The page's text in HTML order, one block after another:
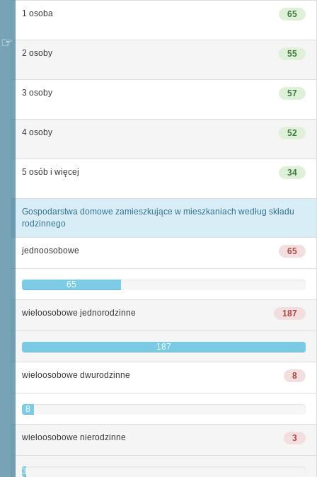
65
1 osoba
55
2 osoby
57
3 osoby
52
4 osoby
34
5 osób i więcej
Gospodarstwa domowe zamieszkujące w mieszkaniach według składu
rodzinnego
65
jednoosobowe
65
187
wieloosobowe jednorodzinne
187
8
wieloosobowe dwurodzinne
8
3
wieloosobowe nierodzinne
3